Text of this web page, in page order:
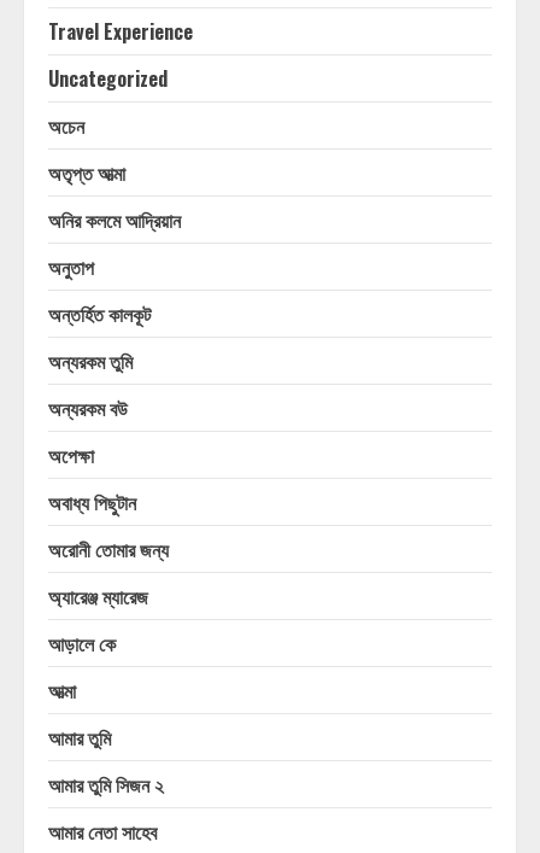
Travel Experience
Uncategorized
অচেন
অতৃপ্ত আত্মা
অনির কলমে আদ্রিয়ান
অনুতাপ
অন্তর্হিত কালকূট
অন্যরকম তুমি
অন্যরকম বউ
অপেক্ষা
অবাধ্য পিছুটান
অরোনী তোমার জন্য
অ্যারেঞ্জ ম্যারেজ
আড়ালে কে
আত্মা
আমার তুমি
আমার তুমি সিজন ২
আমার নেতা সাহেব